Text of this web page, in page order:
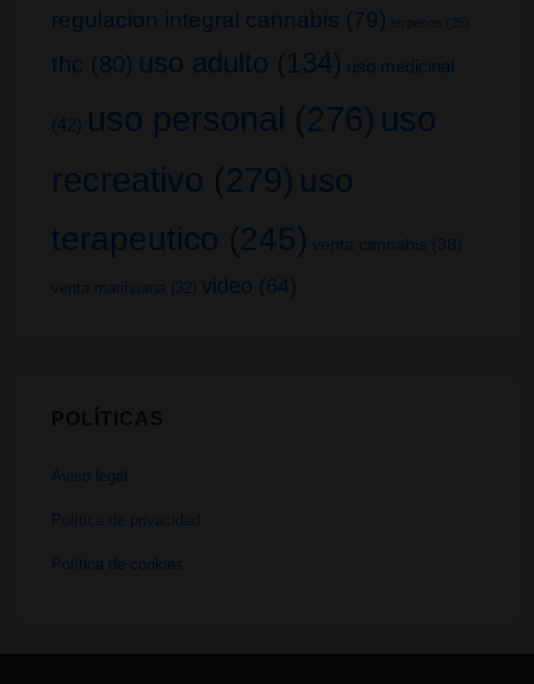
regulacion integral cannabis (79) terpenos (25)
thc (80) uso adulto (134) uso medicinal
(42) uso personal (276) uso
recreativo (279) uso
terapeutico (245) venta cannabis (38)
venta marihuana (32) video (64)
Aviso legal
Política de privacidad
Política de cookies